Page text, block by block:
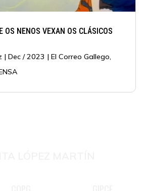
OS NENOS VEXAN OS CLÁSICOS
|Dec / 2023 |El Correo Gallego,